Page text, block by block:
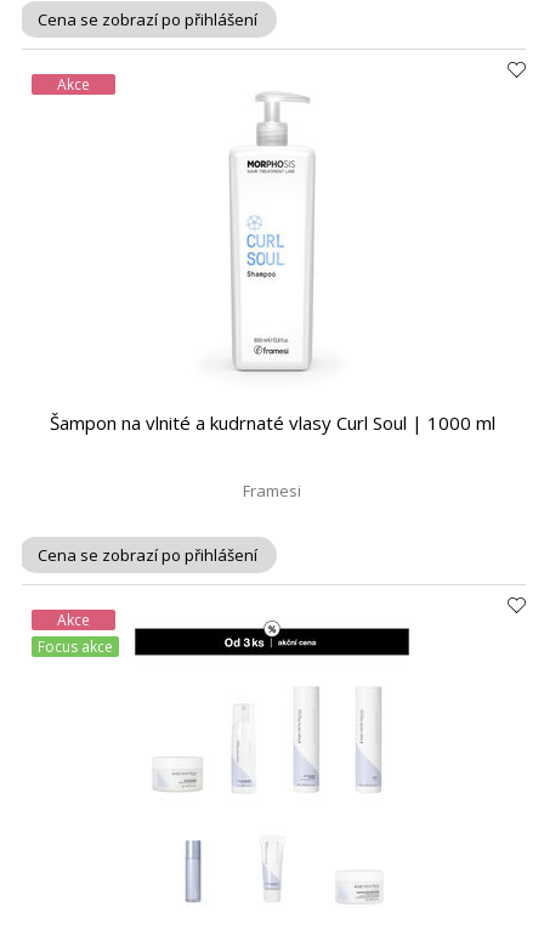
Cena se zobrazí po přihlášení
Akce
Šampon na vlnité a kudrnaté vlasy Curl Soul | 1000 ml
Framesi
Cena se zobrazí po přihlášení
Akce
Focus akce